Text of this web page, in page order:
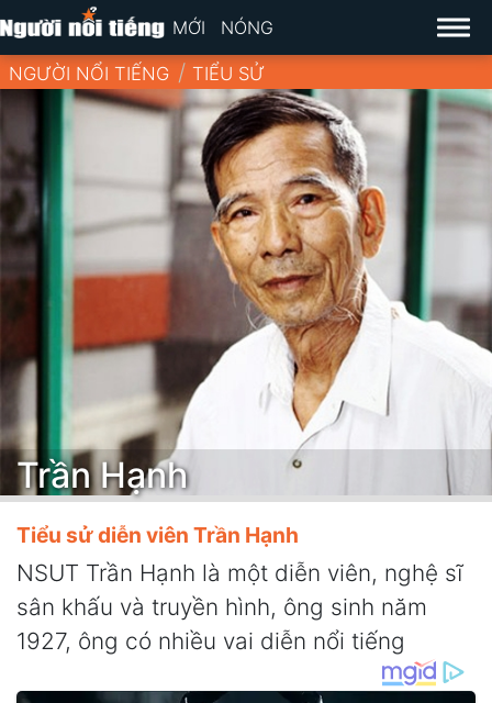
MỚI NÓNG
NGƯỜI NỔI TIẾNG TIỂU SỬ
Trần Hạnh
Tiểu sử diễn viên Trần Hạnh
NSUT Trần Hạnh là một diễn viên, nghệ sĩ
sân khấu và truyền hình, ông sinh năm
1927, ông có nhiều vai diễn nổi tiếng